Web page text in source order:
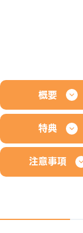
概要
特典
注意事項